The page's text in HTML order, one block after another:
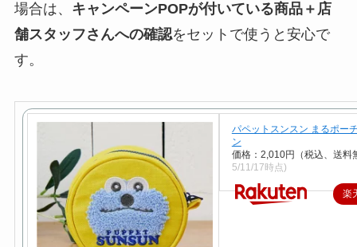
場合は、 キャンペーンPOPが付いている商品＋店
舗スタッフさんへの確認をセットで使うと安心で
す。
パペットスンスン まるポー
ン
価格：2,010円（税込、送料
5/11/17時点)
楽